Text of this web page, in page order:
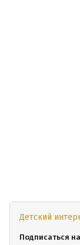
Детский
Подписаться